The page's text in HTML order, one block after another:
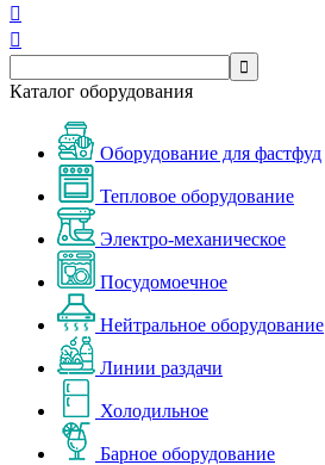



Каталог оборудования
Оборудование для фастфуд
Тепловое оборудование
Электро-механическое
Посудомоечное
Нейтральное оборудование
Линии раздачи
Холодильное
Барное оборудование